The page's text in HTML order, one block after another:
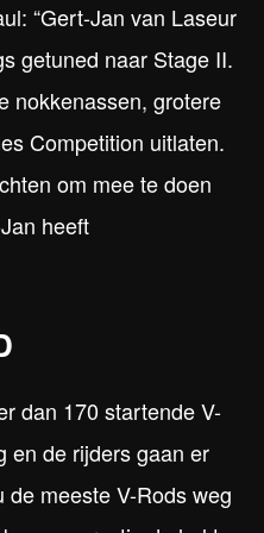
“Gert-Jan van Laseur
getuned naar Stage II.
nokkenassen, grotere
Competition uitlaten.
om mee te doen
heeft
dan 170 startende V-
en de rijders gaan er
meeste V-Rods weg